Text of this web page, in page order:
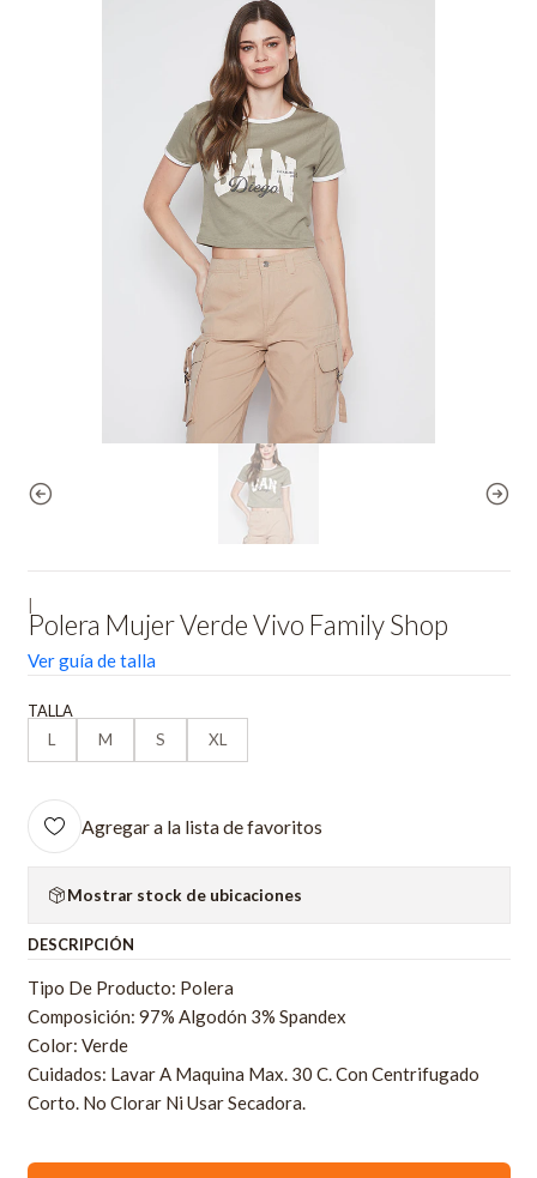
Polera Mujer Verde Vivo Family Shop
Ver guía de talla
TALLA
L
M S XL
Agregar a la lista de favoritos
Mostrar stock de ubicaciones
DESCRIPCIÓN
Tipo De Producto: Polera
Composición: 97% Algodón 3% Spandex
Color: Verde
Cuidados: Lavar A Maquina Max. 30 C. Con Centrifugado
Corto. No Clorar Ni Usar Secadora.